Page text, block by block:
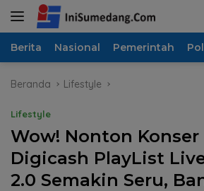
Langsung
Berita Nasional Pemerintah
Beranda Lifestyle
Lifestyle
Wow! Nonton
Digicash PlayList
2.0 Semakin Seru,